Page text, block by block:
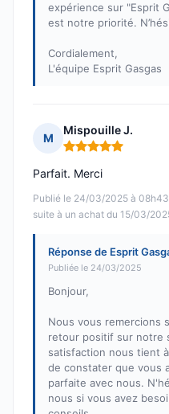
expérience sur "Esprit
est notre priorité.
Cordialement,
L'équipe Esprit Gasgas
M
Mispouille J.
Note : 5 sur 5
Publié le 24/03/2025 à 08h43
suite à un achat du 15/03/
Parfait. Merci
Réponse de Esprit
Publiée le 24/03/2025
Bonjour,
Nous vous remercions
retour positif sur notre
satisfaction nous tient
de constater que vous
parfaite avec nous.
nous si vous avez